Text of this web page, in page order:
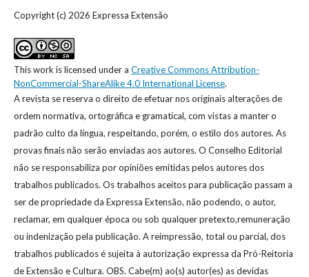
Copyright (c) 2026 Expressa Extensão
This work is licensed under a Creative Commons Attribution-
NonCommercial-ShareAlike 4.0 International License.
A revista se reserva o direito de efetuar nos originais alterações de
ordem normativa, ortográfica e gramatical, com vistas a manter o
padrão culto da língua, respeitando, porém, o estilo dos autores. As
provas finais não serão enviadas aos autores. O Conselho Editorial
não se responsabiliza por opiniões emitidas pelos autores dos
trabalhos publicados. Os trabalhos aceitos para publicação passam a
ser de propriedade da Expressa Extensão, não podendo, o autor,
reclamar, em qualquer época ou sob qualquer pretexto,remuneração
ou indenização pela publicação. A reimpressão, total ou parcial, dos
trabalhos publicados é sujeita à autorização expressa da Pró-Reitoria
de Extensão e Cultura. OBS. Cabe(m) ao(s) autor(es) as devidas